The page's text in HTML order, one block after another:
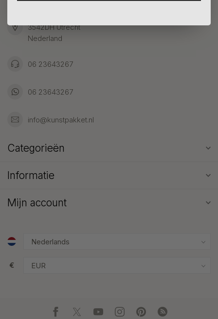
3542DH Utrecht
Nederland
06 23643267
06 23643267
info@kunstpakket.nl
Categorieën
Informatie
Mijn account
€